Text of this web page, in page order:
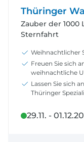
Thüringer
Zauber der
Sternfahrt
Weihnachtlicher
Freuen Sie sich
weihnachtliche
Lassen Sie sich
Thüringer
29.11. -